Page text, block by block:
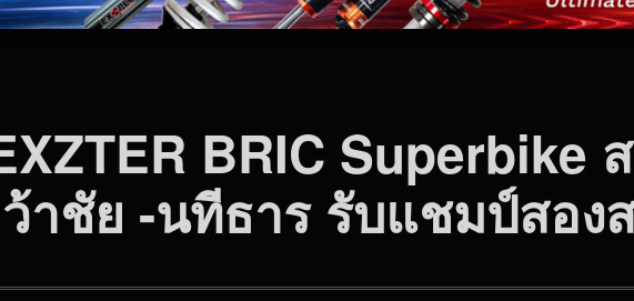
BRIC Superbike
าชัย -นทีธาร รับแชมป์สอง